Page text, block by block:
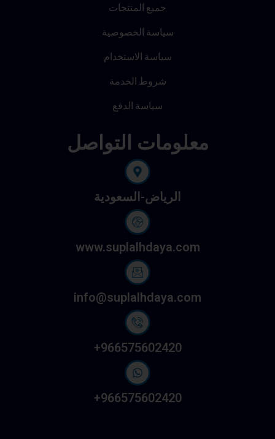
جميع المنتجات
سياسة الخصوصية
سياسة الاستخدام
شروط الخدمة
سياسة الدفع
معلومات التواصل
الرياض-السعودية
www.suplalhdaya.com
info@suplalhdaya.com
966575602420+
966575602420+